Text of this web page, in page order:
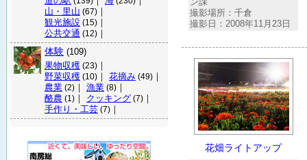
山・里山 (67) ｜
観光施設 (15) ｜
公共交通 (12) ｜
体験 (109)
果物収穫 (23) ｜
野菜収穫 (10) ｜ 花摘み (49) ｜
農業 (2) ｜ 漁業 (8) ｜
酪農 (1) ｜ クッキング (7) ｜
手作り・工芸 (7) ｜
撮影場所：千倉
撮影日：2008年11月23日
花畑ライトアップ